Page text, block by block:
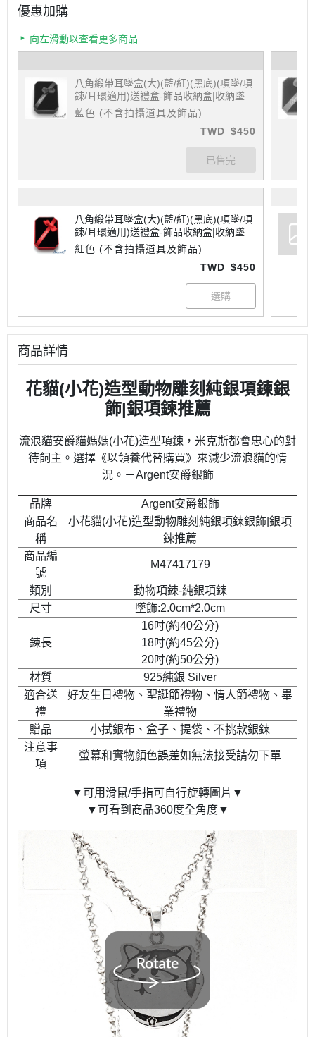
優惠加購
向左滑動以查看更多商品
八角緞帶耳墜盒(大)(藍/紅)(黑底)(項墜/項
鍊/耳環適用)送禮盒-飾品收納盒|收納墜
盒-項墜項鍊耳環適用
藍色 (不含拍攝道具及飾品)
TWD $450
八角緞帶耳墜盒(大)(藍/紅)(黑底)(項墜/項
鍊/耳環適用)送禮盒-飾品收納盒|收納墜
盒-項墜項鍊耳環適用
紅色 (不含拍攝道具及飾品)
TWD $450
商品詳情
花貓(小花)造型動物雕刻純銀項鍊銀
飾|銀項鍊推薦
流浪貓安爵貓媽媽(小花)造型項鍊，米克斯都會忠心的對
待飼主。選擇《以領養代替購買》來減少流浪貓的情
況。－Argent安爵銀飾
品牌
Argent安爵銀飾
商品名
稱
小花貓(小花)造型動物雕刻純銀項鍊銀飾|銀項
鍊推薦
商品編
號
M47417179
類別
動物項鍊-純銀項鍊
尺寸
墜飾:2.0cm*2.0cm
鍊長
16吋(約40公分)
18吋(約45公分)
20吋(約50公分)
材質
925純銀 Silver
適合送
禮
好友生日禮物、聖誕節禮物、情人節禮物、畢
業禮物
贈品
小拭銀布、盒子、提袋、不挑款銀鍊
注意事
項
螢幕和實物顏色誤差如無法接受請勿下單
▼可用滑鼠/手指可自行旋轉圖片▼
▼可看到商品360度全角度▼